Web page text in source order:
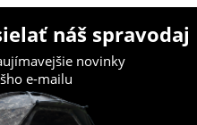
náš spravodaj
novinky
e-mailu